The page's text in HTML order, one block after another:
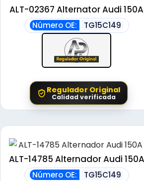
a
alto
ALT-02367 Alternator Audi 150A
Número OE: TG15C149
Regulador Original
Calidad verificada
ALT-14785 Alternador Audi 150A
Número OE: TG15C149